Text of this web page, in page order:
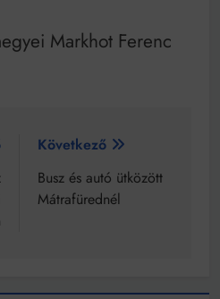
Markhot Ferenc
Következő
Busz és autó ütközött
Mátrafürednél